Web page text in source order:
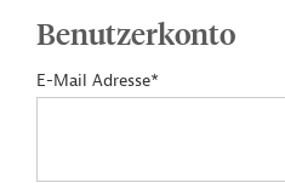
Benutzerkonto
E-Mail Adresse*